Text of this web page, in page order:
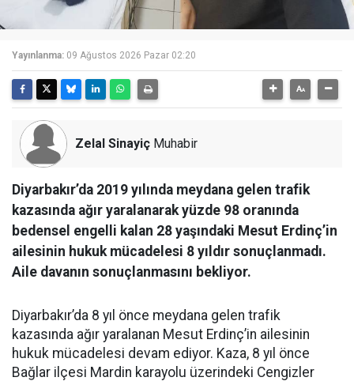
Yayınlanma: 09 Ağustos 2026 Pazar 02:20
Zelal Sinayiç Muhabir
Diyarbakır’da 2019 yılında meydana gelen trafik
kazasında ağır yaralanarak yüzde 98 oranında
bedensel engelli kalan 28 yaşındaki Mesut Erdinç’in
ailesinin hukuk mücadelesi 8 yıldır sonuçlanmadı.
Aile davanın sonuçlanmasını bekliyor.
Diyarbakır’da 8 yıl önce meydana gelen trafik
kazasında ağır yaralanan Mesut Erdinç’in ailesinin
hukuk mücadelesi devam ediyor. Kaza, 8 yıl önce
Bağlar ilçesi Mardin karayolu üzerindeki Cengizler